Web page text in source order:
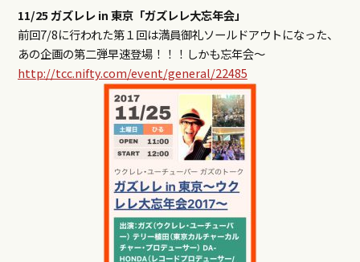
11/25 ガズレレ in 東京「ガズレレ大忘年会」
前回7/8に行われた第１回は満員御礼ソールドアウトになった、
あの企画の第二弾早速登場！！！しかも忘年会～
http://tcc.nifty.com/event/general/22485